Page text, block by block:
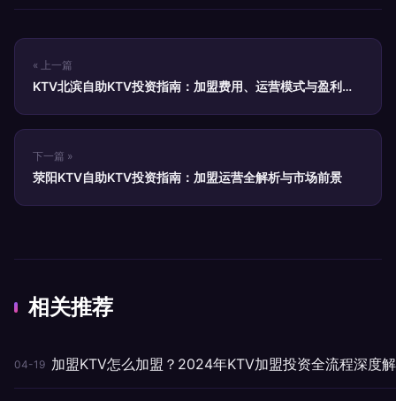
« 上一篇
KTV北滨自助KTV投资指南：加盟费用、运营模式与盈利分
下一篇 »
荥阳KTV自助KTV投资指南：加盟运营全解析与市场前景
相关推荐
04-19 加盟KTV怎么加盟？2024年KTV加盟投资全流程深度